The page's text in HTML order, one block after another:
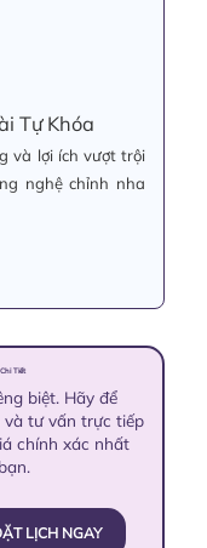
Tự Khóa
và lợi ích vượt trội
nghệ chỉnh nha
Tiết
biệt. Hãy để
tư vấn trực tiếp
chính xác nhất
LỊCH NGAY